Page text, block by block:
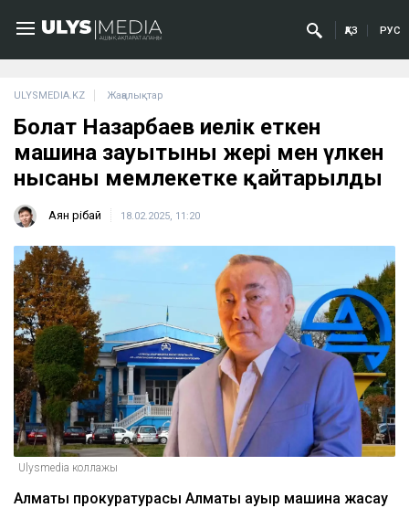
ҚАЗ РУС
ULYSMEDIA.KZ Жаңалықтар
Болат Назарбаев иелік еткен
машина зауытының жері мен үлкен
нысаны мемлекетке қайтарылды
Аян Өрібай 18.02.2025, 11:20
Ulysmedia коллажы
Алматы прокуратурасы Алматы ауыр машина жасау